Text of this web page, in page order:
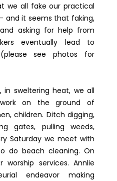
we all fake our practical
and it seems that faking,
asking for help from
eventually lead to
see photos for
in sweltering heat, we all
on the ground of
children. Ditch digging,
gates, pulling weeds,
Saturday we meet with
do beach cleaning. On
services. Annlie
endeavor making